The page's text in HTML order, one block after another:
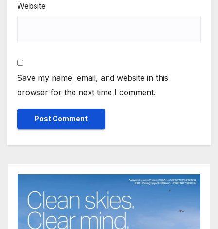
Website
Save my name, email, and website in this
browser for the next time I comment.